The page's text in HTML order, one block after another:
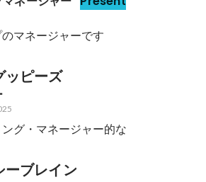
マネージャーです
ッピーズ
グ・マネージャー的な
ーブレイン